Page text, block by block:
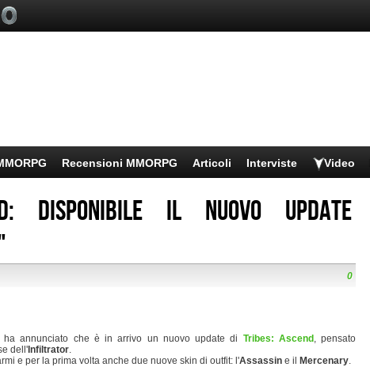
Recensioni MMORPG Articoli Interviste Video
disponibile il nuovo update
0
ha annunciato che è in arrivo un nuovo update di Tribes: Ascend , pensato
dell' Infiltrator.
e per la prima volta anche due nuove skin di outfit: l'Assassin e il Mercenary.